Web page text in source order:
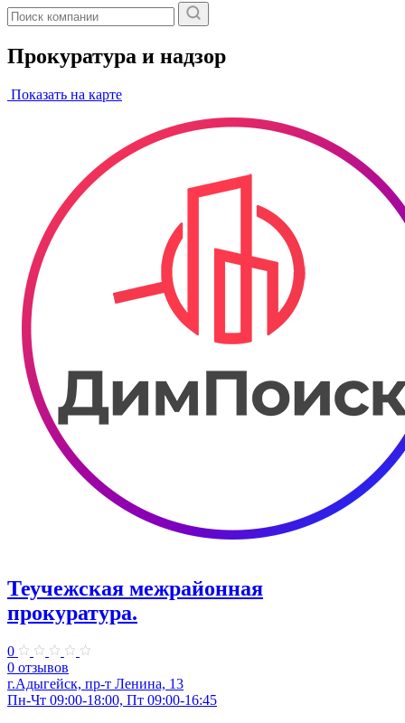
Прокуратура и надзор
Показать на карте
Теучежская межрайонная
прокуратура.
0
0 отзывов
г.Адыгейск, пр-т Ленина, 13
Пн-Чт 09:00-18:00, Пт 09:00-16:45